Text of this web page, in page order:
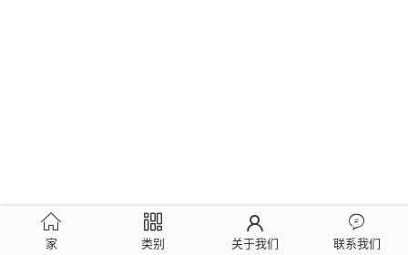
家 类别 关于我们 联系我们